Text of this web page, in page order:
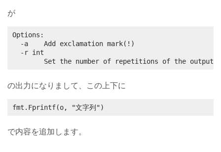
が
Options:
  -a    Add exclamation mark(!)
  -r int
Set the number of repetitions of the output
の出力になりまして、この上下に
fmt.Fprintf(o, "文字列")
で内容を追加します。